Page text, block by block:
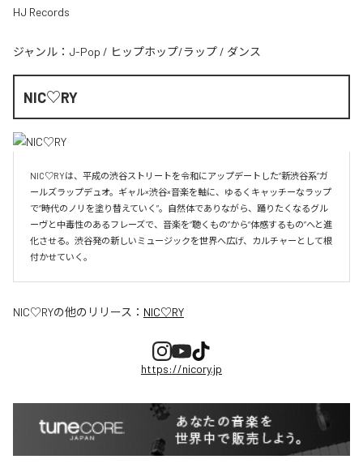
HJ Records
ジャンル： J-Pop / ヒップホップ/ラップ / ダンス
NIC♡RY
NIC♡RYは、平成の渋谷ストリートを令和にアップデートした“新渋谷系”ガ
ールズラップデュオ。ギャル×渋谷×音楽を軸に、ゆるくキャッチーなラップ
で“時代のノリを塗り替えていく”。自然体でありながら、踊りたくなるグル
ーヴと中毒性のあるフレーズで、音楽を“聴くもの”から“体感するもの”へと進
化させる。渋谷発の新しいミュージックを世界へ広げ、カルチャーとして根
付かせていく。
NIC♡RYの他のリリース： NIC♡RY
https://nicory.jp